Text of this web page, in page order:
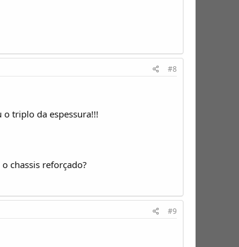
#8
triplo da espessura!!!
chassis reforçado?
#9